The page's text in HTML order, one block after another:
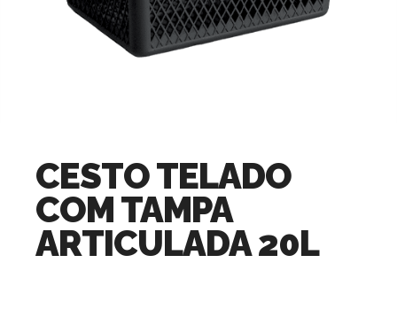
CESTO TELADO
COM TAMPA
ARTICULADA 20L